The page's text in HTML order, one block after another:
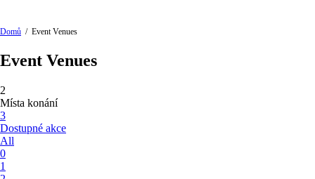
Domů / Event Venues
Event Venues
2
Místa konání
3
Dostupné akce
All
0
1